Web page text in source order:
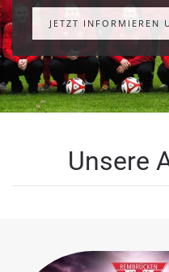
JETZT INFORMIEREN
Unsere